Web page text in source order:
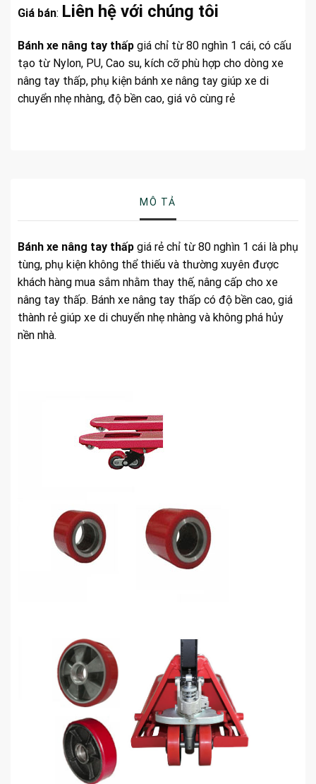
Giá bán: Liên hệ với chúng tôi
Bánh xe nâng tay thấp giá chỉ từ 80 nghìn 1 cái, có cấu
tạo từ Nylon, PU, Cao su, kích cỡ phù hợp cho dòng xe
nâng tay thấp, phụ kiện bánh xe nâng tay giúp xe di
chuyển nhẹ nhàng, độ bền cao, giá vô cùng rẻ
MÔ TẢ
Bánh xe nâng tay thấp giá rẻ chỉ từ 80 nghìn 1 cái là phụ
tùng, phụ kiện không thể thiếu và thường xuyên được
khách hàng mua sắm nhằm thay thế, nâng cấp cho xe
nâng tay thấp. Bánh xe nâng tay thấp có độ bền cao, giá
thành rẻ giúp xe di chuyển nhẹ nhàng và không phá hủy
nền nhà.